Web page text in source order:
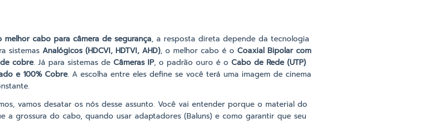
melhor cabo para câmera de segurança, a resposta direta depende da tecnologia
sistemas Analógicos (HDCVI, HDTVI, AHD), o melhor cabo é o Coaxial Bipolar com
cobre. Já para sistemas de Câmeras IP, o padrão ouro é o Cabo de Rede (UTP)
e 100% Cobre. A escolha entre eles define se você terá uma imagem de cinema
vamos desatar os nós desse assunto. Você vai entender porque o material do
a grossura do cabo, quando usar adaptadores (Baluns) e como garantir que seu